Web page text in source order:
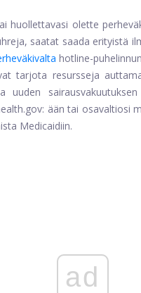
huollettavasi olette
saatat saada erityistä
hotline-
tarjota resursseja
uuden
ään tai osavaltiosi
Medicaidiin.
ad